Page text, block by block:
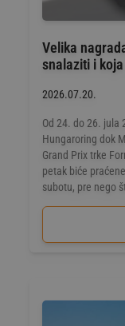
Velika
snalaziti i
2026.07.20.
Od 24. do 26. jula
Hungaroring dok
Grand Prix trke
petak biće
subotu, pre nego